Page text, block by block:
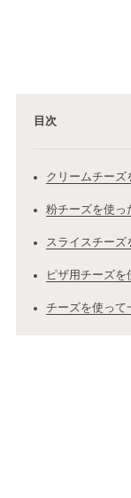
目次
クリームチーズ
粉チーズを使っ
スライスチーズ
ピザ用チーズを
チーズを使って